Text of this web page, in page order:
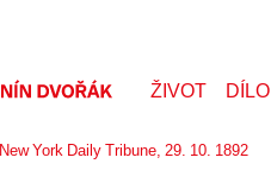
ŽIVOT DÍLO
New York Daily Tribune, 29. 10. 1892